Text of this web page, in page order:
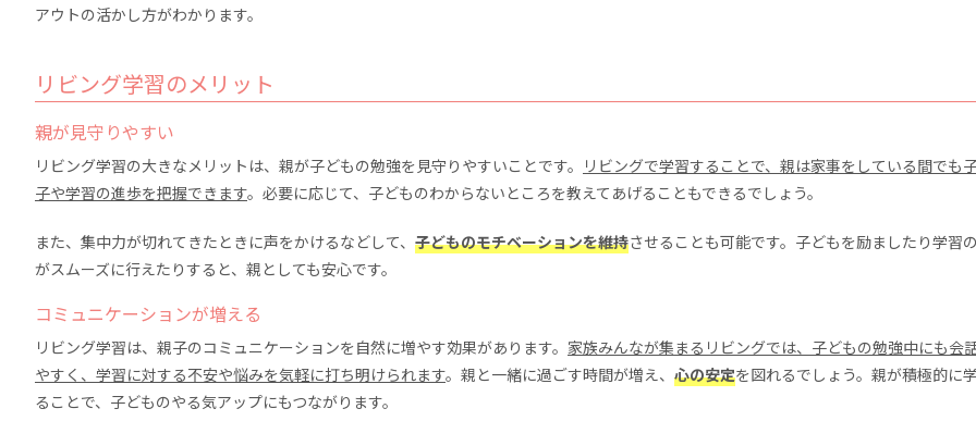
アウトの活かし方がわかります。
リビング学習のメリット
親が見守りやすい
リビング学習の大きなメリットは、親が子どもの勉強を見守りやすいことです。 リビングで学習することで、親は家事をしている間でも
子や学習の進歩を把握できます。必要に応じて、子どものわからないところを教えてあげることもできるでしょう。
また、集中力が切れてきたときに声をかけるなどして、 子どものモチベーションを維持させることも可能です。子どもを励ましたり学習
がスムーズに行えたりすると、親としても安心です。
コミュニケーションが増える
リビング学習は、親子のコミュニケーションを自然に増やす効果があります。 家族みんなが集まるリビングでは、子どもの勉強中にも会
やすく、学習に対する不安や悩みを気軽に打ち明けられます。親と一緒に過ごす時間が増え、 心の安定を図れるでしょう。親が積極的に
ることで、子どものやる気アップにもつながります。